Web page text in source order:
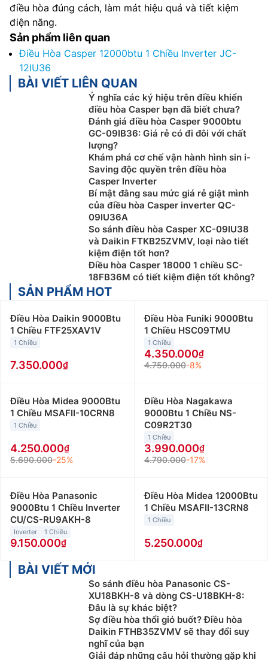
điều hòa đúng cách, làm mát hiệu quả và tiết kiệm
điện năng.
Sản phẩm liên quan
Điều Hòa Casper 12000btu 1 Chiều Inverter JC-
12IU36
BÀI VIẾT LIÊN QUAN
Ý nghĩa các ký hiệu trên điều khiển
điều hòa Casper bạn đã biết chưa?
Đánh giá điều hòa Casper 9000btu
GC-09IB36: Giá rẻ có đi đôi với chất
lượng?
Khám phá cơ chế vận hành hình sin i-
Saving độc quyền trên điều hòa
Casper Inverter
Bí mật đằng sau mức giá rẻ giật mình
của điều hòa Casper inverter QC-
09IU36A
So sánh điều hòa Casper XC-09IU38
và Daikin FTKB25ZVMV, loại nào tiết
kiệm điện tốt hơn?
Điều hòa Casper 18000 1 chiều SC-
18FB36M có tiết kiệm điện tốt không?
SẢN PHẨM HOT
Điều Hòa Daikin 9000Btu
1 Chiều FTF25XAV1V
1 Chiều
7.350.000
Điều Hòa Funiki 9000Btu
1 Chiều HSC09TMU
1 Chiều
4.350.000
4.750.000-8%
Điều Hòa Midea 9000Btu
1 Chiều MSAFII-10CRN8
1 Chiều
4.250.000
5.690.000-25%
Điều Hòa Nagakawa
9000Btu 1 Chiều NS-
C09R2T30
1 Chiều
3.990.000
4.790.000-17%
Điều Hòa Panasonic
9000Btu 1 Chiều Inverter
CU/CS-RU9AKH-8
Inverter 1 Chiều
9.150.000
Điều Hòa Midea 12000Btu
1 Chiều MSAFII-13CRN8
1 Chiều
5.250.000
BÀI VIẾT MỚI
So sánh điều hòa Panasonic CS-
XU18BKH-8 và dòng CS-U18BKH-8:
Đâu là sự khác biệt?
Sợ điều hòa thổi gió buốt? Điều hòa
Daikin FTHB35ZVMV sẽ thay đổi suy
nghĩ của bạn
Giải đáp những câu hỏi thường gặp khi